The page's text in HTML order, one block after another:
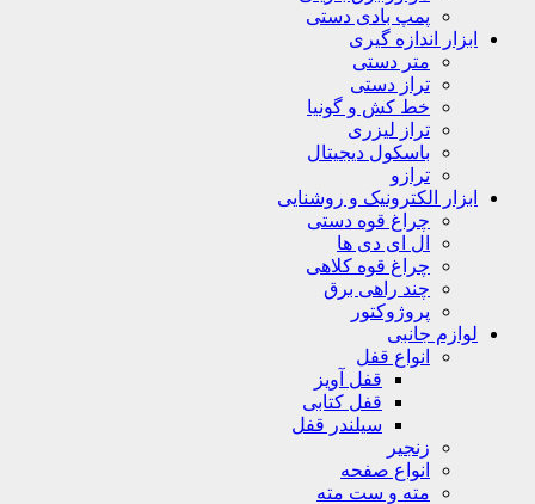
پمپ بادی دستی
ابزار اندازه گیری
متر دستی
تراز دستی
خط کش و گونیا
تراز لیزری
باسکول دیجیتال
ترازو
ابزار الکترونیک و روشنایی
چراغ قوه دستی
ال ای دی ها
چراغ قوه کلاهی
چند راهی برق
پروژوکتور
لوازم جانبی
انواع قفل
قفل آویز
قفل کتابی
سیلندر قفل
زنجیر
انواع صفحه
مته و ست مته